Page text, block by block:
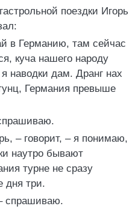
поездки Игорь
в Германию, там сейчас
куча нашего народу
наводки дам. Дранг нах
Германия превыше
– говорит, – я понимаю,
наутро бывают
турне не сразу
дня три.
спрашиваю.